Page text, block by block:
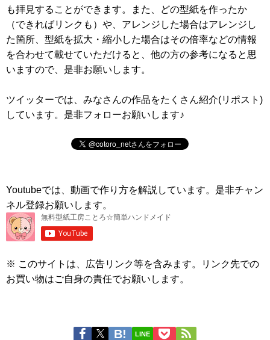
も拝見することができます。また、どの型紙を作ったか
（できればリンクも）や、アレンジした場合はアレンジし
た箇所、型紙を拡大・縮小した場合はその倍率などの情報
を合わせて載せていただけると、他の方の参考になると思
いますので、是非お願いします。
ツイッターでは、みなさんの作品をたくさん紹介(リポスト)
しています。是非フォローお願いします♪
Youtubeでは、動画で作り方を解説しています。是非チャン
ネル登録お願いします。
※ このサイトは、広告リンク等を含みます。リンク先での
お買い物はご自身の責任でお願いします。
LINE